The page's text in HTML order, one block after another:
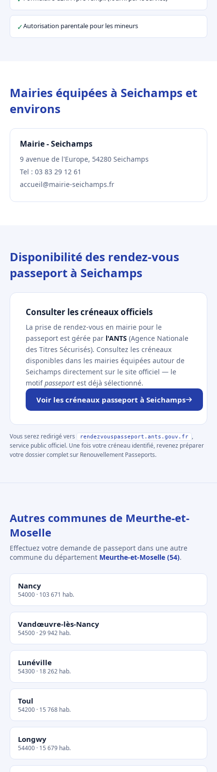
✓Autorisation parentale pour les mineurs
Mairies équipées à Seichamps et
environs
Mairie - Seichamps
9 avenue de l'Europe, 54280 Seichamps
Tel : 03 83 29 12 61
accueil@mairie-seichamps.fr
Disponibilité des rendez-vous
passeport à Seichamps
Consulter les créneaux officiels
La prise de rendez-vous en mairie pour le
passeport est gérée par l'ANTS (Agence Nationale
des Titres Sécurisés). Consultez les créneaux
disponibles dans les mairies équipées autour de
Seichamps directement sur le site officiel — le
motifpasseport est déjà sélectionné.
Voir les créneaux passeport à Seichamps
Vous serez redirigé vers rendezvouspasseport.ants.gouv.fr
,
service public officiel. Une fois votre créneau identifié, revenez préparer
votre dossier complet sur Renouvellement Passeports.
Autres communes de Meurthe-et-
Moselle
Effectuez votre demande de passeport dans une autre
commune du département Meurthe-et-Moselle (54).
Nancy
54000 · 103 671 hab.
Vandœuvre-lès-Nancy
54500 · 29 942 hab.
Lunéville
54300 · 18 262 hab.
Toul
54200 · 15 768 hab.
Longwy
54400 · 15 679 hab.